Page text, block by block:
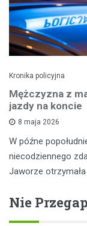
Kronika policyjna
Mężczyzna z
jazdy na koncie
8 maja 2026
W późne
niecodziennego
Jaworze
Nie Przegap